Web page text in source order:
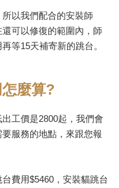
以我們配合的安裝師
可以修復的範圍內，師
等15天補寄新的跳台。
麼算?
工價是2800起，我們會
服務的地點，來跟您報
費用$5460，安裝貓跳台